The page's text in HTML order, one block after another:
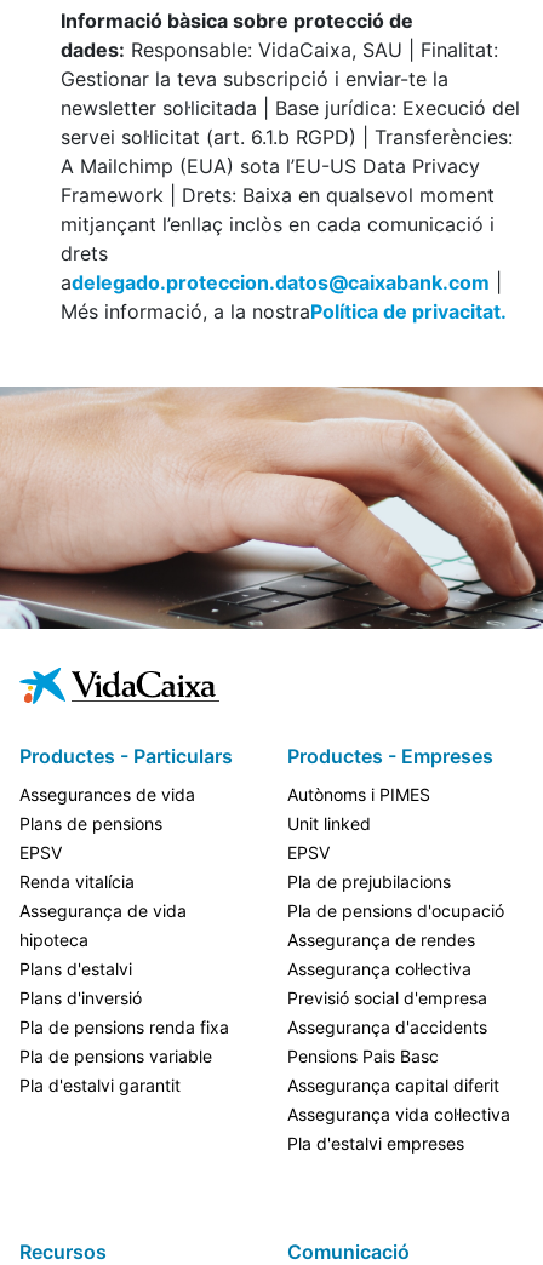
Informació bàsica sobre protecció de
dades: Responsable: VidaCaixa, SAU | Finalitat:
Gestionar la teva subscripció i enviar-te la
newsletter sol·licitada | Base jurídica: Execució del
servei sol·licitat (art. 6.1.b RGPD) | Transferències:
A Mailchimp (EUA) sota l’EU-US Data Privacy
Framework | Drets: Baixa en qualsevol moment
mitjançant l’enllaç inclòs en cada comunicació i
drets
adelegado.proteccion.datos@caixabank.com
Més informació, a la nostraPolítica de privacitat.
Productes - Particulars
Assegurances de vida
Plans de pensions
EPSV
Renda vitalícia
Assegurança de vida
hipoteca
Plans d'estalvi
Plans d'inversió
Pla de pensions renda fixa
Pla de pensions variable
Pla d'estalvi garantit
Productes - Empreses
Autònoms i PIMES
Unit linked
EPSV
Pla de prejubilacions
Pla de pensions d'ocupació
Assegurança de rendes
Assegurança col·lectiva
Previsió social d'empresa
Assegurança d'accidents
Pensions Pais Basc
Assegurança capital diferit
Assegurança vida col·lectiva
Pla d'estalvi empreses
Recursos Comunicació